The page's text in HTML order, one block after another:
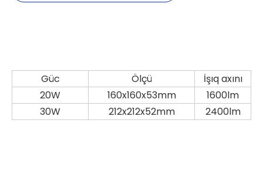
Güc Ölçü
İşıq axını
20W
160x160x53mm
1600lm
30W
212x212x52mm 2400lm